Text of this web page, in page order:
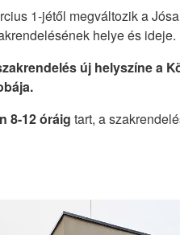
1-jétől megváltozik a
helye és ideje.
új helyszíne a
8-12 óráig tart, a